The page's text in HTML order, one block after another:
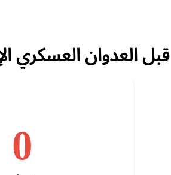
العدوان العسكري
0